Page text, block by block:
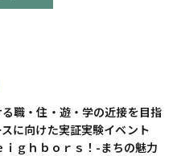
職・住・遊・学の近接を目指
に向けた実証実験イベント
ｉｇｈｂｏｒｓ！-まちの魅力